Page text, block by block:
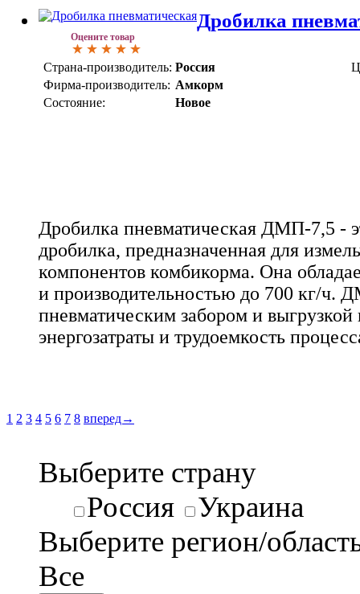
Оцените товар
Дробилка
Страна-производитель: Россия
Фирма-производитель: Амкорм
Состояние:
Новое
Дробилка пневматическая ДМП-7,5 -
дробилка, предназначенная для
компонентов комбикорма. Она
и производительностью до 700 кг/ч.
пневматическим забором и выгрузкой
энергозатраты и трудоемкость
1 2 3 4 5 6 7 8 вперед→
Выберите страну
Россия
Украина
Выберите регион/
Все